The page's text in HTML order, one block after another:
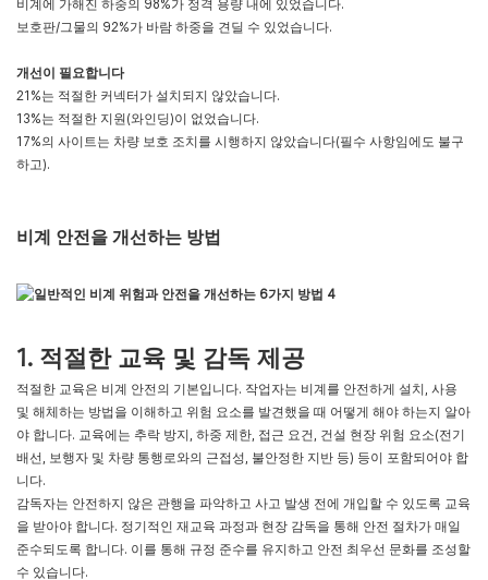
비계에 가해진 하중의 98%가 정격 용량 내에 있었습니다.
보호판/그물의 92%가 바람 하중을 견딜 수 있었습니다.
개선이 필요합니다
21%는 적절한 커넥터가 설치되지 않았습니다.
13%는 적절한 지원(와인딩)이 없었습니다.
17%의 사이트는 차량 보호 조치를 시행하지 않았습니다(필수 사항임에도 불구
하고).
비계 안전을 개선하는 방법
1. 적절한 교육 및 감독 제공
적절한 교육은 비계 안전의 기본입니다. 작업자는 비계를 안전하게 설치, 사용
및 해체하는 방법을 이해하고 위험 요소를 발견했을 때 어떻게 해야 하는지 알아
야 합니다. 교육에는 추락 방지, 하중 제한, 접근 요건, 건설 현장 위험 요소(전기
배선, 보행자 및 차량 통행로와의 근접성, 불안정한 지반 등) 등이 포함되어야 합
니다.
감독자는 안전하지 않은 관행을 파악하고 사고 발생 전에 개입할 수 있도록 교육
을 받아야 합니다. 정기적인 재교육 과정과 현장 감독을 통해 안전 절차가 매일
준수되도록 합니다. 이를 통해 규정 준수를 유지하고 안전 최우선 문화를 조성할
수 있습니다.